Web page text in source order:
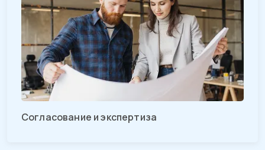
Согласование и экспертиза